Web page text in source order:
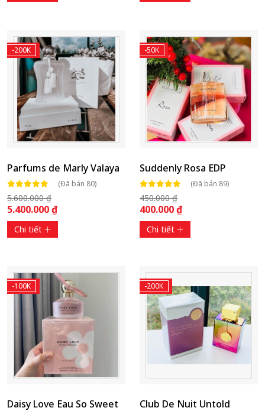
-200K
Parfums de Marly Valaya
(Đã bán 80)
5.600.000 ₫
5.400.000 ₫
Chi tiết
-50K
Suddenly Rosa EDP
(Đã bán 89)
450.000 ₫
400.000 ₫
Chi tiết
-100K
Daisy Love Eau So Sweet
-200K
Club De Nuit Untold